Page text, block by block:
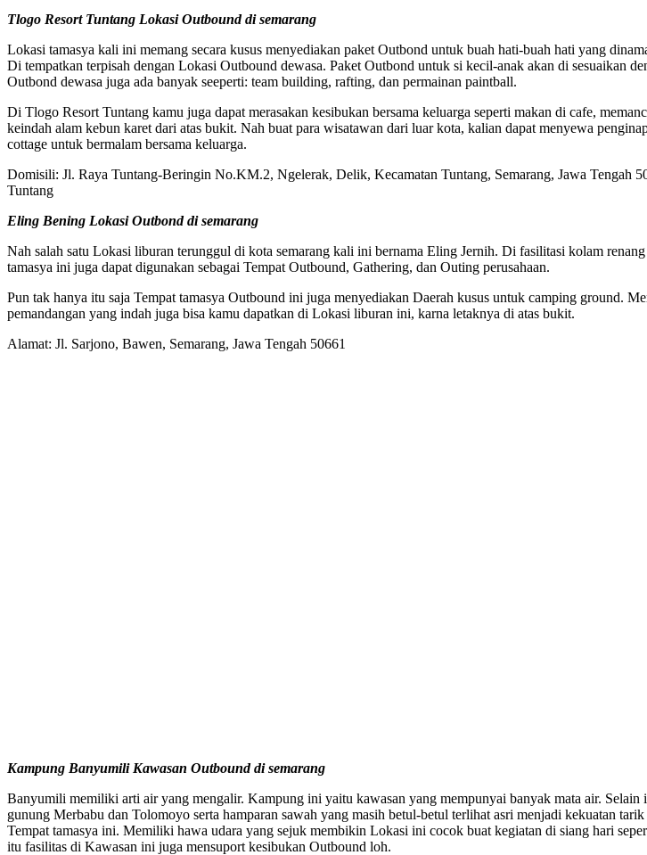
Tlogo Resort Tuntang Lokasi Outbound di semarang
Lokasi tamasya kali ini memang secara kusus menyediakan paket Outbond untuk buah hati-buah hati yang
Di tempatkan terpisah dengan Lokasi Outbound dewasa. Paket Outbond untuk si kecil-anak akan di sesuaikan
Outbond dewasa juga ada banyak seeperti: team building, rafting, dan permainan paintball.
Di Tlogo Resort Tuntang kamu juga dapat merasakan kesibukan bersama keluarga seperti makan di cafe,
keindah alam kebun karet dari atas bukit. Nah buat para wisatawan dari luar kota, kalian dapat menyewa
cottage untuk bermalam bersama keluarga.
Domisili: Jl. Raya Tuntang-Beringin No.KM.2, Ngelerak, Delik, Kecamatan Tuntang, Semarang, Jawa Tengah
Tuntang
Eling Bening Lokasi Outbond di semarang
Nah salah satu Lokasi liburan terunggul di kota semarang kali ini bernama Eling Jernih. Di fasilitasi kolam renang
tamasya ini juga dapat digunakan sebagai Tempat Outbound, Gathering, dan Outing perusahaan.
Pun tak hanya itu saja Tempat tamasya Outbound ini juga menyediakan Daerah kusus untuk camping ground.
pemandangan yang indah juga bisa kamu dapatkan di Lokasi liburan ini, karna letaknya di atas bukit.
Alamat: Jl. Sarjono, Bawen, Semarang, Jawa Tengah 50661
Kampung Banyumili Kawasan Outbound di semarang
Banyumili memiliki arti air yang mengalir. Kampung ini yaitu kawasan yang mempunyai banyak mata air. Selain
gunung Merbabu dan Tolomoyo serta hamparan sawah yang masih betul-betul terlihat asri menjadi kekuatan
Tempat tamasya ini. Memiliki hawa udara yang sejuk membikin Lokasi ini cocok buat kegiatan di siang hari
itu fasilitas di Kawasan ini juga mensuport kesibukan Outbound loh.